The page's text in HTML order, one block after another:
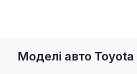
Моделі авто Toyota